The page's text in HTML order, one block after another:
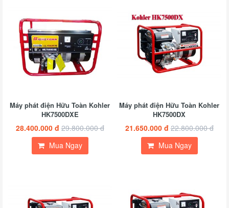
Máy phát điện Hữu Toàn Kohler
HK7500DXE
28.400.000 đ 29.800.000 đ
Mua Ngay
Máy phát điện Hữu Toàn Kohler
HK7500DX
21.650.000 đ 22.800.000 đ
Mua Ngay